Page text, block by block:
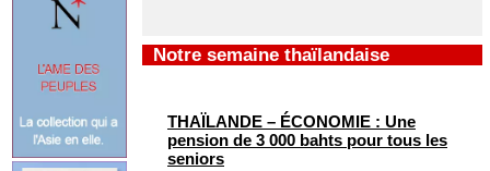
Notre semaine thaïlandaise
THAÏLANDE – ÉCONOMIE : Une
pension de 3 000 bahts pour tous les
seniors